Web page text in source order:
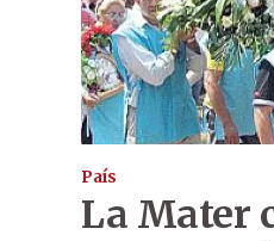
País
La Mater